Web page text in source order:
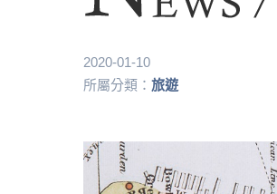
2020-01-10
所屬分類： 旅遊